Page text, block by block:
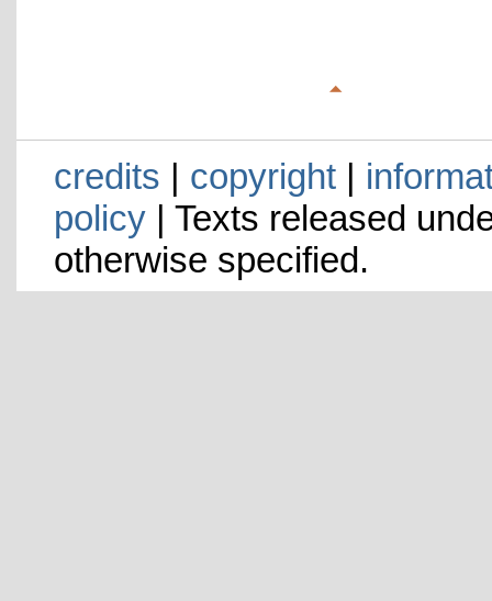
credits | copyright|
policy| Texts released
otherwise specified.